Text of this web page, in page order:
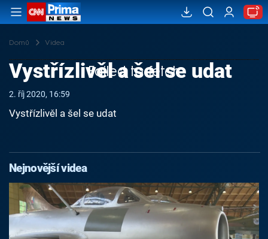
Domů Videa
Failed to fetch
Vystřízlivěl a šel se udat
2. říj 2020, 16:59
Vystřízlivěl a šel se udat
Nejnovější videa